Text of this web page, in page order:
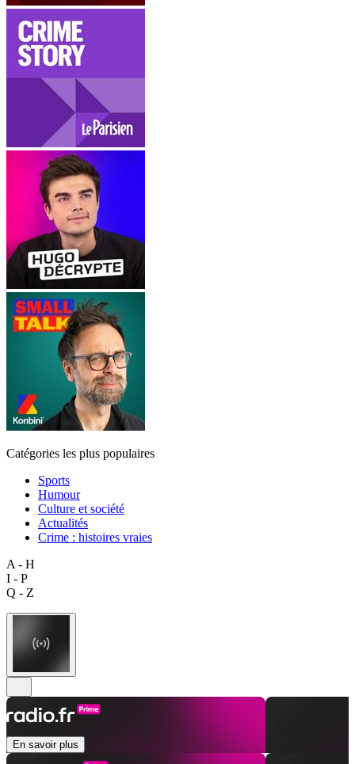
Catégories les plus populaires
Sports
Humour
Culture et société
Actualités
Crime : histoires vraies
A - H
I - P
Q - Z
En savoir plus